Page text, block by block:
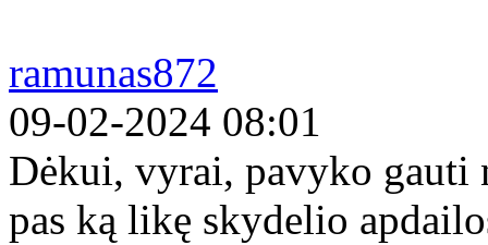
ramunas872
09-02-2024 08:01
Dėkui, vyrai, pavyko gauti
pas ką likę skydelio